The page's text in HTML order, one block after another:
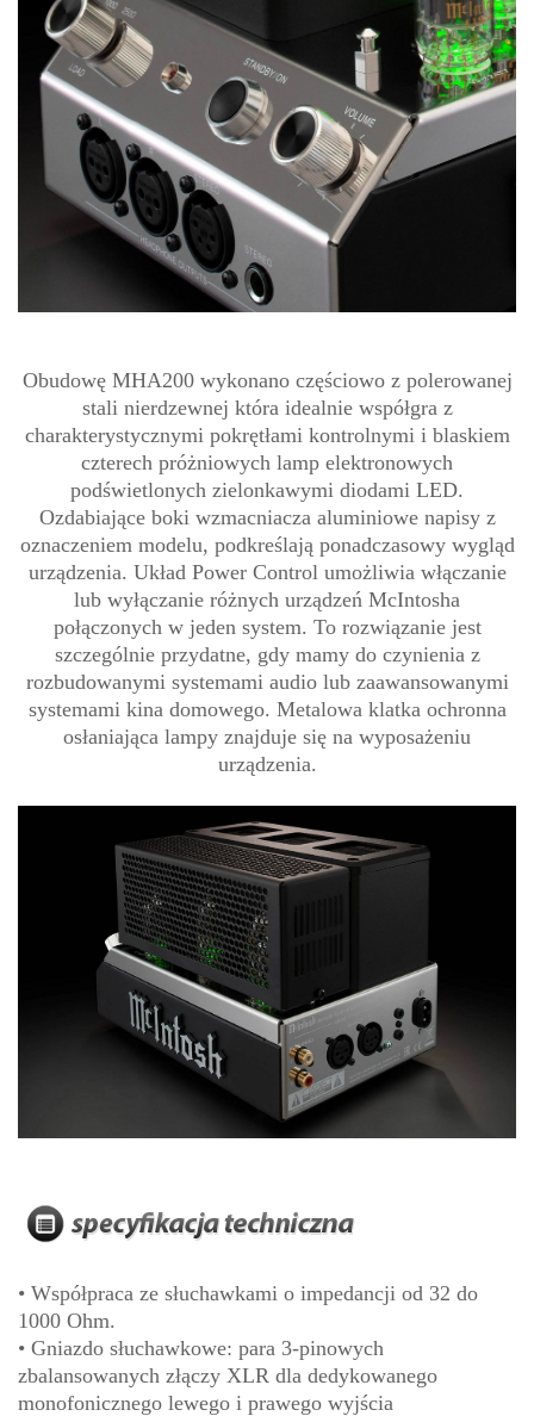
Obudowę MHA200 wykonano częściowo z polerowanej
stali nierdzewnej która idealnie współgra z
charakterystycznymi pokrętłami kontrolnymi i blaskiem
czterech próżniowych lamp elektronowych
podświetlonych zielonkawymi diodami LED.
Ozdabiające boki wzmacniacza aluminiowe napisy z
oznaczeniem modelu, podkreślają ponadczasowy wygląd
urządzenia. Układ Power Control umożliwia włączanie
lub wyłączanie różnych urządzeń McIntosha
połączonych w jeden system. To rozwiązanie jest
szczególnie przydatne, gdy mamy do czynienia z
rozbudowanymi systemami audio lub zaawansowanymi
systemami kina domowego. Metalowa klatka ochronna
osłaniająca lampy znajduje się na wyposażeniu
urządzenia.
• Współpraca ze słuchawkami o impedancji od 32 do
1000 Ohm.
• Gniazdo słuchawkowe: para 3-pinowych
zbalansowanych złączy XLR dla dedykowanego
monofonicznego lewego i prawego wyjścia